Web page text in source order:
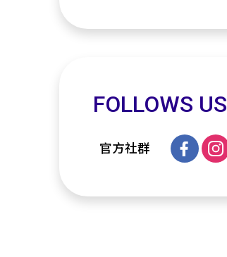
FOLLOWS US
官方社群